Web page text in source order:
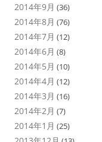
2014年9月 (36)
2014年8月 (76)
2014年7月 (12)
2014年6月 (8)
2014年5月 (10)
2014年4月 (12)
2014年3月 (16)
2014年2月 (7)
2014年1月 (25)